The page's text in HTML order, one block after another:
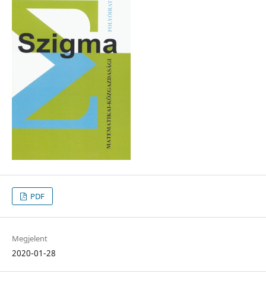
PDF
Megjelent
2020-01-28